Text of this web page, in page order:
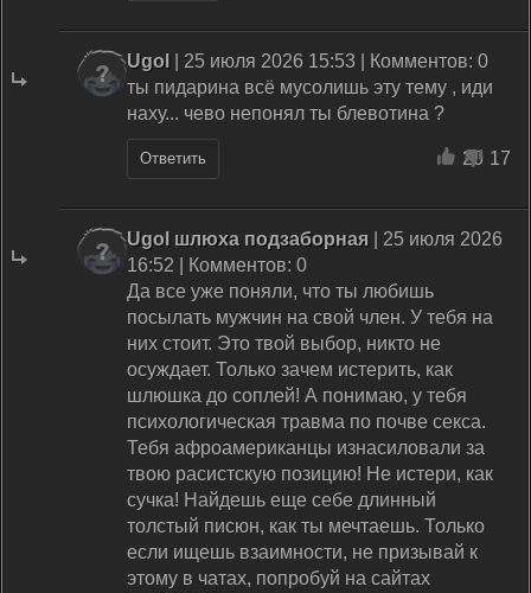
Ugol | 25 июля 2026 15:53 | Комментов: 0
ты пидарина всё мусолишь эту тему , иди
наху... чево непонял ты блевотина ?
Ответить 20 17
Ugol шлюха подзаборная | 25 июля 2026
16:52 | Комментов: 0
Да все уже поняли, что ты любишь
посылать мужчин на свой член. У тебя на
них стоит. Это твой выбор, никто не
осуждает. Только зачем истерить, как
шлюшка до соплей! А понимаю, у тебя
психологическая травма по почве секса.
Тебя афроамериканцы изнасиловали за
твою расистскую позицию! Не истери, как
сучка! Найдешь еще себе длинный
толстый писюн, как ты мечтаешь. Только
если ищешь взаимности, не призывай к
этому в чатах, попробуй на сайтах